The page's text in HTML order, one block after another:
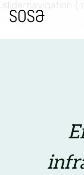
.slidernavigation {